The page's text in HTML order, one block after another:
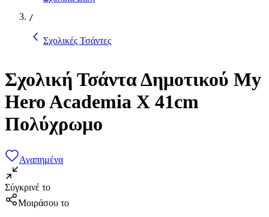
/
Σχολικές Τσάντες
Σχολική Τσάντα Δημοτικού My
Hero Academia X 41cm
Πολύχρωμο
Αγαπημένα
Σύγκρινέ το
Μοιράσου το